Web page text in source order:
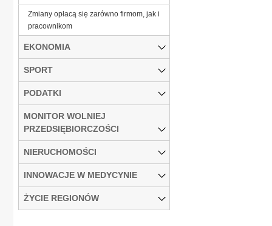
Zmiany opłacą się zarówno firmom, jak i
pracownikom
EKONOMIA
SPORT
PODATKI
MONITOR WOLNIEJ
PRZEDSIĘBIORCZOŚCI
NIERUCHOMOŚCI
INNOWACJE W MEDYCYNIE
ŻYCIE REGIONÓW